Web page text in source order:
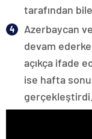
tarafından
Azerbaycan
devam
açıkça ifade
ise hafta
gerçekleştirdi.